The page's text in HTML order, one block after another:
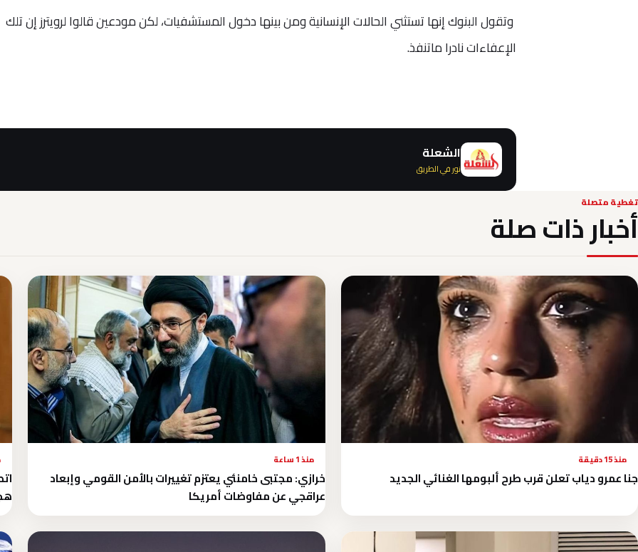
وتقول البنوك إنها تستثني الحالات الإنسانية ومن بينها دخول المستشفيات، لكن مودعين قالوا لرويترز إن تلك
الإعفاءات نادرا ماتنفذ.
الشعلة
نور في الطريق
تغطية متصلة
أخبار ذات صلة
منذ 15 دقيقة
جنا عمرو دياب تعلن قرب طرح ألبومها الغنائي الجديد
منذ 1 ساعة
خرازي: مجتبى خامنئي يعتزم تغييرات بالأمن القومي وإبعاد
عراقجي عن مفاوضات أمريكا